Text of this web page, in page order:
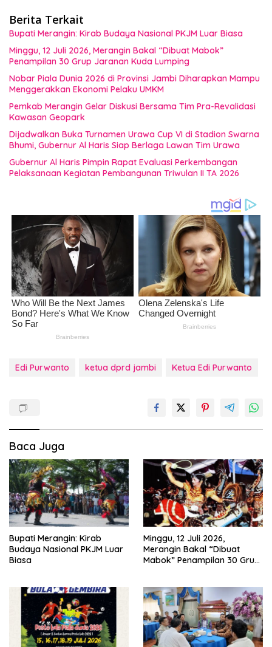
Berita Terkait
Bupati Merangin: Kirab Budaya Nasional PKJM Luar Biasa
Minggu, 12 Juli 2026, Merangin Bakal “Dibuat Mabok”
Penampilan 30 Grup Jaranan Kuda Lumping
Nobar Piala Dunia 2026 di Provinsi Jambi Diharapkan Mampu
Menggerakkan Ekonomi Pelaku UMKM
Pemkab Merangin Gelar Diskusi Bersama Tim Pra-Revalidasi
Kawasan Geopark
Dijadwalkan Buka Turnamen Urawa Cup VI di Stadion Swarna
Bhumi, Gubernur Al Haris Siap Berlaga Lawan Tim Urawa
Gubernur Al Haris Pimpin Rapat Evaluasi Perkembangan
Pelaksanaan Kegiatan Pembangunan Triwulan II TA 2026
Edi Purwanto ketua dprd jambi Ketua Edi Purwanto
Baca Juga
Bupati Merangin: Kirab
Budaya Nasional PKJM Luar
Biasa
Minggu, 12 Juli 2026,
Merangin Bakal “Dibuat
Mabok” Penampilan 30 Grup